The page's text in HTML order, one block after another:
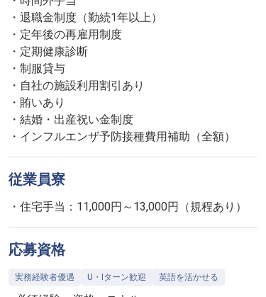
・退職金制度（勤続1年以上）
・定年後の再雇用制度
・定期健康診断
・制服貸与
・自社の施設利用割引あり
・賄いあり
・結婚・出産祝い金制度
・インフルエンザ予防接種費用補助（全額）
従業員寮
・住宅手当：11,000円～13,000円（規程あり）
応募資格
実務経験者優遇 U・Iターン歓迎 英語を活かせる